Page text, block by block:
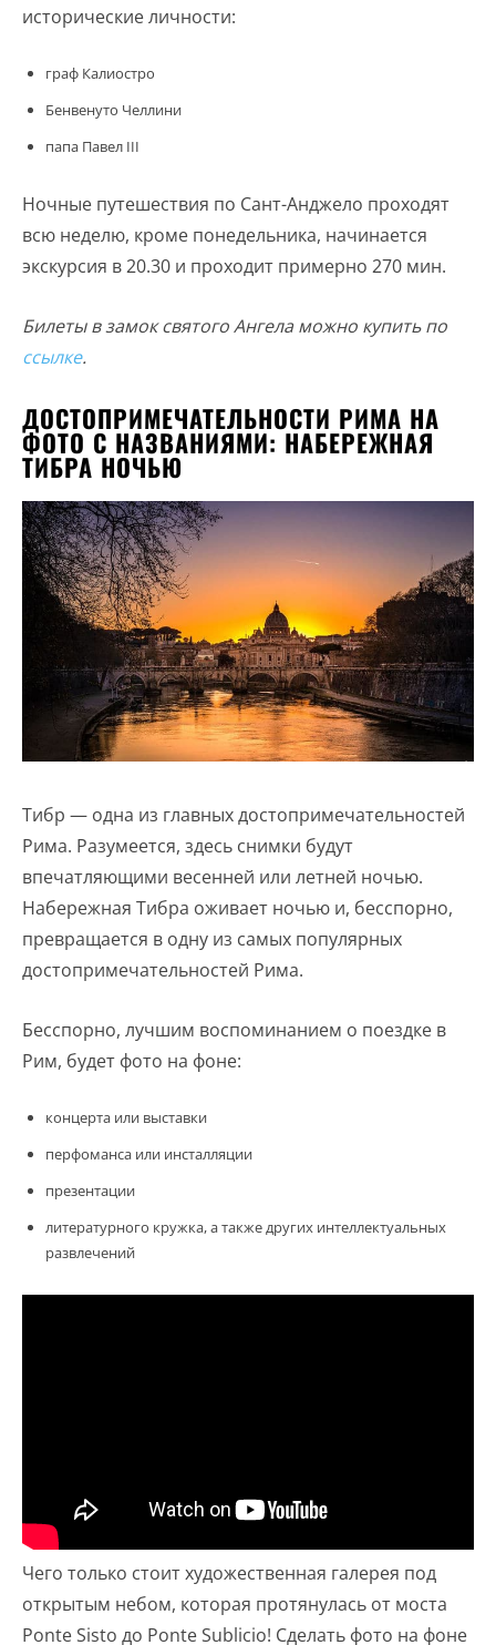
исторические личности:
граф Калиостро
Бенвенуто Челлини
папа Павел III
Ночные путешествия по Сант-Анджело проходят
всю неделю, кроме понедельника, начинается
экскурсия в 20.30 и проходит примерно 270 мин.
Билеты в замок святого Ангела можно купить по
ссылке.
ДОСТОПРИМЕЧАТЕЛЬНОСТИ РИМА НА
ФОТО С НАЗВАНИЯМИ: НАБЕРЕЖНАЯ
ТИБРА НОЧЬЮ
Тибр — одна из главных достопримечательностей
Рима. Разумеется, здесь снимки будут
впечатляющими весенней или летней ночью.
Набережная Тибра оживает ночью и, бесспорно,
превращается в одну из самых популярных
достопримечательностей Рима.
Бесспорно, лучшим воспоминанием о поездке в
Рим, будет фото на фоне:
концерта или выставки
перфоманса или инсталляции
презентации
литературного кружка, а также других интеллектуальных
развлечений
Чего только стоит художественная галерея под
открытым небом, которая протянулась от моста
Ponte Sisto до Ponte Sublicio! Сделать фото на фоне